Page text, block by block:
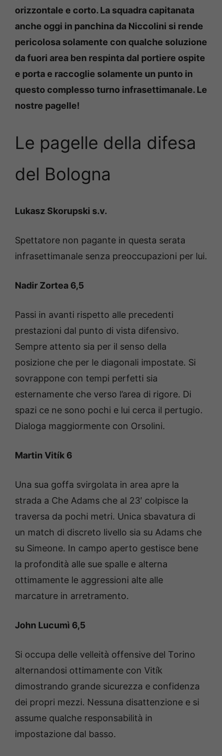
orizzontale e corto. La squadra capitanata
anche oggi in panchina da Niccolini si rende
pericolosa solamente con qualche soluzione
da fuori area ben respinta dal portiere ospite
e porta e raccoglie solamente un punto in
questo complesso turno infrasettimanale. Le
nostre pagelle!
Le pagelle della difesa
del Bologna
Lukasz Skorupski s.v.
Spettatore non pagante in questa serata
infrasettimanale senza preoccupazioni per lui.
Nadir Zortea 6,5
Passi in avanti rispetto alle precedenti
prestazioni dal punto di vista difensivo.
Sempre attento sia per il senso della
posizione che per le diagonali impostate. Si
sovrappone con tempi perfetti sia
esternamente che verso l’area di rigore. Di
spazi ce ne sono pochi e lui cerca il pertugio.
Dialoga maggiormente con Orsolini.
Martin Vitík 6
Una sua goffa svirgolata in area apre la
strada a Che Adams che al 23′ colpisce la
traversa da pochi metri. Unica sbavatura di
un match di discreto livello sia su Adams che
su Simeone. In campo aperto gestisce bene
la profondità alle sue spalle e alterna
ottimamente le aggressioni alte alle
marcature in arretramento.
John Lucumì 6,5
Si occupa delle velleità offensive del Torino
alternandosi ottimamente con Vitík
dimostrando grande sicurezza e confidenza
dei propri mezzi. Nessuna disattenzione e si
assume qualche responsabilità in
impostazione dal basso.